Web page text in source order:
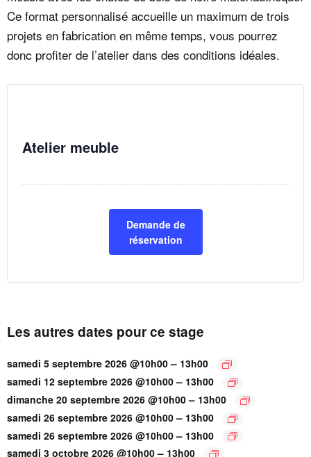
Ce format personnalisé accueille un maximum de trois
projets en fabrication en même temps, vous pourrez
donc profiter de l’atelier dans des conditions idéales.
Atelier meuble
Demande de
réservation
Les autres dates pour ce stage
samedi 5 septembre 2026 @10h00– 13h00
samedi 12 septembre 2026 @10h00– 13h00
dimanche 20 septembre 2026 @10h00– 13h00
samedi 26 septembre 2026 @10h00– 13h00
samedi 26 septembre 2026 @10h00– 13h00
samedi 3 octobre 2026 @10h00– 13h00